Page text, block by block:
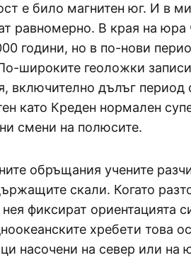
е било магнитен юг. И в
равномерно. В края на юра
години, но в по-нови
широките геоложки
включително дълъг период
като Креден нормален
смени на полюсите.
обръщания учените
скали. Когато
фиксират ориентацията
хребети това
насочени на север или на